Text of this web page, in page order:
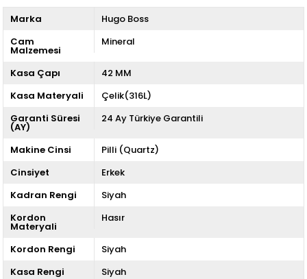
Marka
Hugo Boss
Cam
Malzemesi
Mineral
Kasa Çapı
42 MM
Kasa Materyali
Çelik(316L)
Garanti Süresi
(AY)
24 Ay Türkiye Garantili
Makine Cinsi
Pilli (Quartz)
Cinsiyet
Erkek
Kadran Rengi
Siyah
Kordon
Materyali
Hasır
Kordon Rengi
Siyah
Kasa Rengi
Siyah